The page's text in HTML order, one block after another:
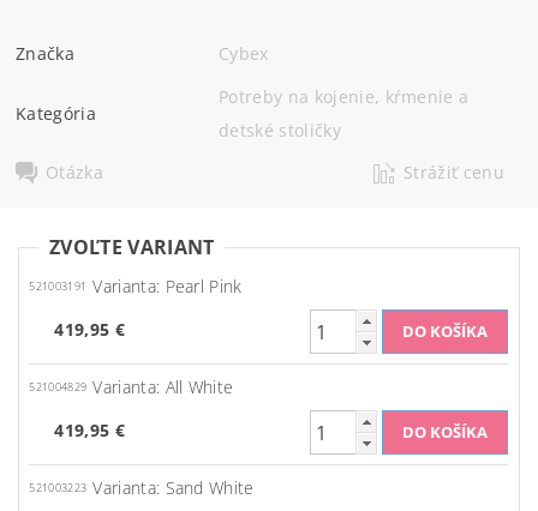
Značka Cybex
Kategória
Potreby na kojenie, kŕmenie a
detské stoličky
Otázka
Strážiť cenu
ZVOĽTE VARIANT
521003191
Varianta: Pearl Pink
419,95 €
521004829 Varianta: All White
419,95 €
521003223 Varianta: Sand White